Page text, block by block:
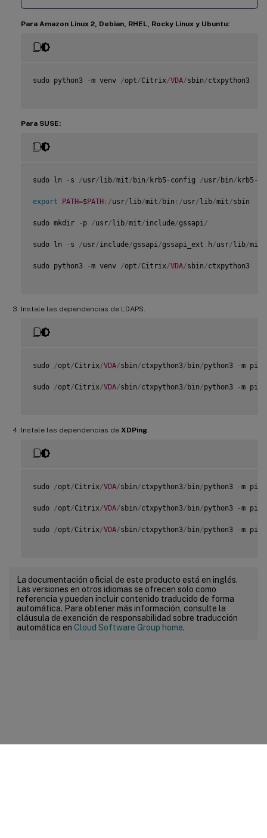
Para Amazon Linux 2, Debian, RHEL, Rocky Linux y Ubuntu:
sudo python3 -m venv /opt/Citrix/VDA/sbin/ctxpython3
Para SUSE:
sudo ln - s /usr/lib/mit/ bin/ krb5 - config /usr/ bin/ krb5 -
export PATH=$PATH : /usr/lib/mit/ bin : /usr/lib/mit/sbin
sudo mkdir - p /usr/lib/mit/include/gssapi /
sudo ln - s /usr/include/gssapi /gssapi_ext . h/usr/lib/mit
sudo python3 -m venv /opt/Citrix/VDA/sbin/ctxpython3
Instale las dependencias de LDAPS.
sudo /opt/Citrix/VDA/sbin/ctxpython3/ bin/python3 -m
sudo /opt/Citrix/VDA/sbin/ctxpython3/ bin/python3 -m
Instale las dependencias de XDPing
sudo /opt/Citrix/VDA/sbin/ctxpython3/ bin/python3 -m
sudo /opt/Citrix/VDA/sbin/ctxpython3/ bin/python3 -m pip
sudo /opt/Citrix/VDA/sbin/ctxpython3/ bin/python3 -m
La documentación oficial de este producto está en inglés.
Las versiones en otros idiomas se ofrecen solo como
referencia y pueden incluir contenido traducido de forma
automática. Para obtener más información, consulte la
cláusula de exención de responsabilidad sobre traducción
automática en Cloud Software Group home.